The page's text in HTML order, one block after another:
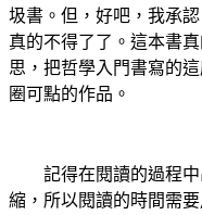
圾書。但，好吧，我承
真的不得了了。這本書
思，把哲學入門書寫的
圈可點的作品。
記得在閱讀的過程中
縮，所以閱讀的時間需